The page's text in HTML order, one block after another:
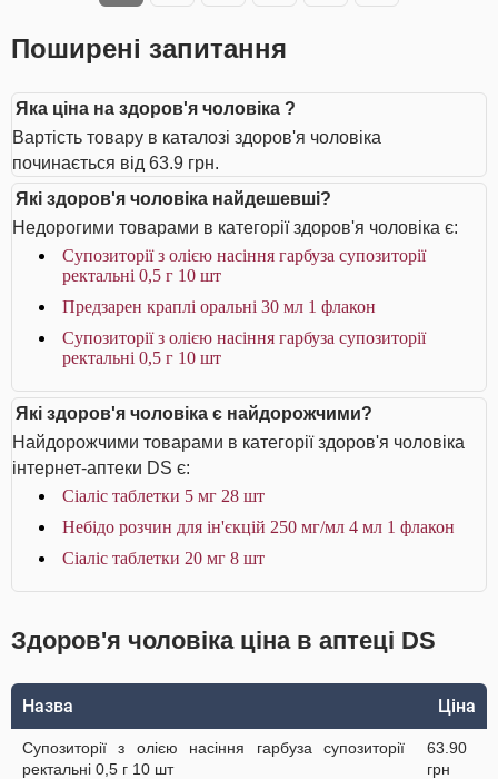
Поширені запитання
Яка ціна на здоров'я чоловіка ?
Вартість товару в каталозі здоров'я чоловіка
починається від 63.9 грн.
Які здоров'я чоловіка найдешевші?
Недорогими товарами в категорії здоров'я чоловіка є:
Супозиторії з олією насіння гарбуза супозиторії
ректальні 0,5 г 10 шт
Предзарен краплі оральні 30 мл 1 флакон
Супозиторії з олією насіння гарбуза супозиторії
ректальні 0,5 г 10 шт
Які здоров'я чоловіка є найдорожчими?
Найдорожчими товарами в категорії здоров'я чоловіка
інтернет-аптеки DS є:
Сіаліс таблетки 5 мг 28 шт
Небідо розчин для ін'єкцій 250 мг/мл 4 мл 1 флакон
Сіаліс таблетки 20 мг 8 шт
Здоров'я чоловіка ціна в аптеці DS
Назва Ціна
Супозиторії з олією насіння гарбуза супозиторії
ректальні 0,5 г 10 шт
63.90
грн